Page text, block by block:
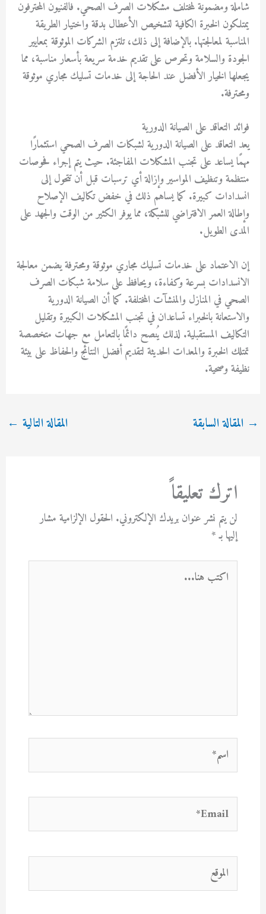
شاملة ومضمونة لمختلف مشكلات الصرف الصحي. فالفنيون المحترفون
يمتلكون الخبرة الكافية لتشخيص الأعطال بدقة واختيار الطريقة
المناسبة لمعالجتها. بالإضافة إلى ذلك، تلتزم الشركات الموثوقة بمعايير
الجودة والسلامة وتحرص على تقديم خدمة سريعة بأسعار مناسبة، مما
يجعلها الخيار الأفضل عند الحاجة إلى خدمات تسليك مجاري موثوقة
ومحترفة.
فوائد التعاقد على الصيانة الدورية
يعد التعاقد على الصيانة الدورية لشبكات الصرف الصحي استثمارًا
مهمًا يساعد على تجنب المشكلات المفاجئة. حيث يتم إجراء فحوصات
منتظمة وتنظيف المواسير وإزالة أي ترسبات قبل أن تتحول إلى
انسدادات كبيرة. كما يساهم ذلك في خفض تكاليف الإصلاح
وإطالة العمر الافتراضي للشبكة، مما يوفر الكثير من الوقت والجهد على
المدى الطويل.
إن الاعتماد على خدمات تسليك مجاري موثوقة ومحترفةيضمن معالجة
الانسدادات بسرعة وكفاءة، ويحافظ على سلامة شبكات الصرف
الصحي في المنازل والمنشآت المختلفة. كما أن الصيانة الدورية
والاستعانة بالخبراء تساعدان في تجنب المشكلات الكبيرة وتقليل
التكاليف المستقبلية. لذلك يُنصح دائمًا بالتعامل مع جهات متخصصة
تمتلك الخبرة والمعدات الحديثة لتقديم أفضل النتائج والحفاظ على بيئة
نظيفة وصحية.
→ المقالة السابقة المقالة التالية ←
اترك تعليقاً
لن يتم نشر عنوان بريدك الإلكتروني. الحقول الإلزامية مشار
إليها بـ*
اكتب
هنا...
اسم*
Email*
الموقع